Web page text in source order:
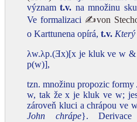
významt.v. na množinu
Ve formalizaci ✍von
o Karttunena opírá, t.v.
λw.λp.(Ǝx)[x je kluk ve w
p(w)],
tzn. množinu propozic formy
w, tak že x je kluk ve w;
zároveň kluci a chrápou ve
John chrápe}.